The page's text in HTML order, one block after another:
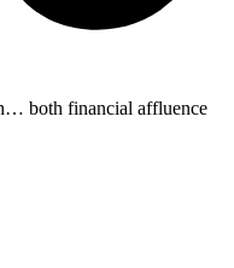
both financial affluence